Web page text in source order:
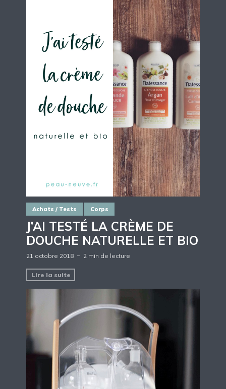
Achats / Tests Corps
J’AI TESTÉ LA CRÈME DE
DOUCHE NATURELLE ET BIO
21 octobre 2018 2 min de lecture
Lire la suite